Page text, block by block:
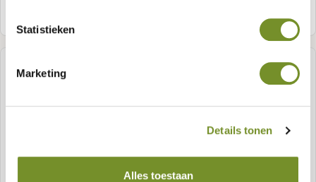
Statistieken
Marketing
Details tonen
Alles toestaan